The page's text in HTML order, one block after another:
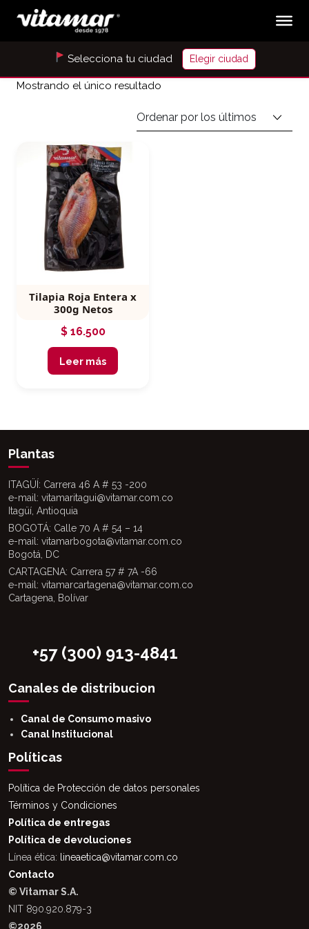
Selecciona tu ciudad Elegir ciudad
Mostrando el único resultado
Tilapia Roja Entera x
300g Netos
$16.500
Leer más
Plantas
ITAGÜÍ: Carrera 46 A # 53 -200
e-mail: vitamaritagui@vitamar.com.co
Itagüí, Antioquia
BOGOTÁ: Calle 70 A # 54 – 14
e-mail: vitamarbogota@vitamar.com.co
Bogotá, DC
CARTAGENA: Carrera 57 # 7A -66
e-mail: vitamarcartagena@vitamar.com.co
Cartagena, Bolívar
+57 (300) 913-4841
Canales de distribucion
Canal de Consumo masivo
Canal Institucional
Políticas
Política de Protección de datos personales
Términos y Condiciones
Política de entregas
Política de devoluciones
Línea ética:
lineaetica@vitamar.com.co
Contacto
© Vitamar S.A.
NIT 890.920.879-3
©2026